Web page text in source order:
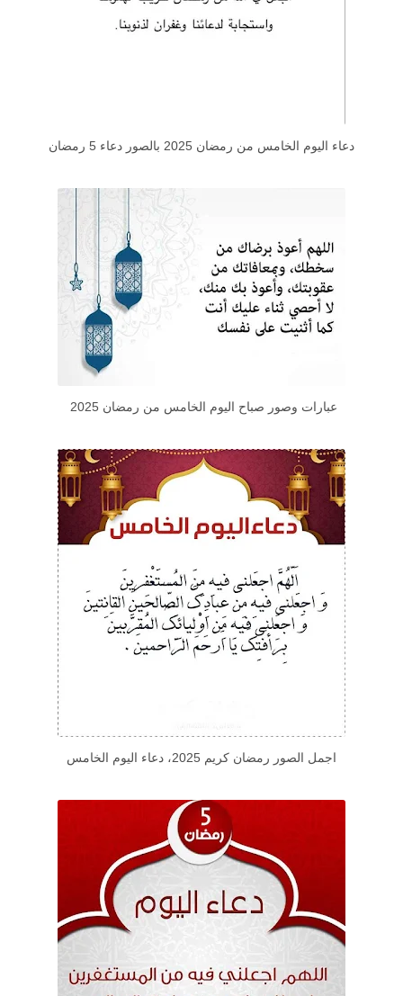
دعاء اليوم الخامس من رمضان 2025 بالصور دعاء 5 رمضان
عبارات وصور صباح اليوم الخامس من رمضان 2025
اجمل الصور رمضان كريم 2025، دعاء اليوم الخامس